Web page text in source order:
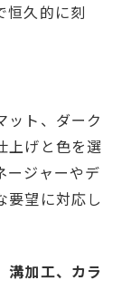
恒久的に刻
ット、ダーク
上げと色を選
ージャーやデ
要望に対応し
溝加工、カラ